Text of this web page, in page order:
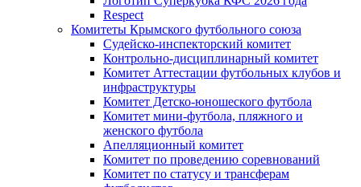
Respect
Комитеты Крымского футбольного союза
Судейско-инспекторский комитет
Контрольно-дисциплинарный комитет
Комитет Аттестации футбольных клубов и
инфраструктуры
Комитет Детско-юношеского футбола
Комитет мини-футбола, пляжного и
женского футбола
Апелляционный комитет
Комитет по проведению соревнований
Комитет по статусу и трансферам